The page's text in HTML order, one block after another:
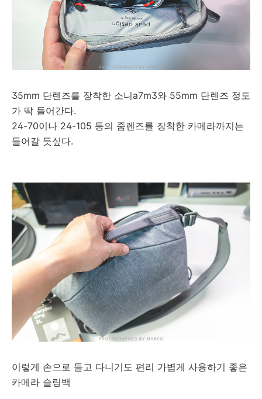
35mm 단렌즈를 장착한 소니a7m3와 55mm 단렌즈 정도
가 딱 들어간다.
24-70이나 24-105 등의 줌렌즈를 장착한 카메라까지는
들어갈 듯싶다.
이렇게 손으로 들고 다니기도 편리 가볍게 사용하기 좋은
카메라 슬링백